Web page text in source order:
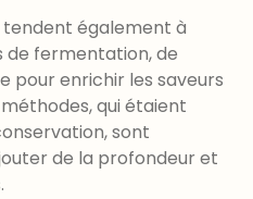
tendent également à
de fermentation, de
pour enrichir les saveurs
qui étaient
sont
de la profondeur et